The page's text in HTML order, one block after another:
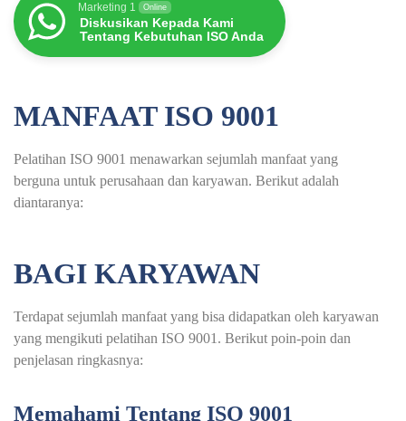
Marketing 1 Online
Diskusikan Kepada Kami
Tentang Kebutuhan ISO Anda
MANFAAT ISO 9001
Pelatihan ISO 9001 menawarkan sejumlah manfaat yang
berguna untuk perusahaan dan karyawan. Berikut adalah
diantaranya:
BAGI KARYAWAN
Terdapat sejumlah manfaat yang bisa didapatkan oleh karyawan
yang mengikuti pelatihan ISO 9001. Berikut poin-poin dan
penjelasan ringkasnya:
Memahami Tentang ISO 9001